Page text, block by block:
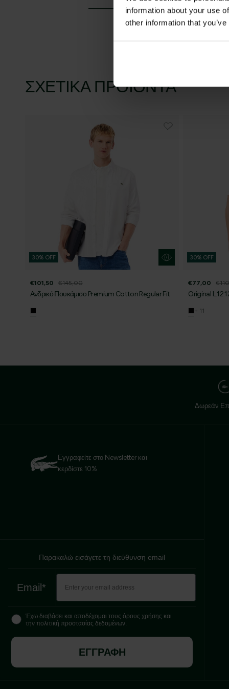
information about your use
other information that
ΣΧΕΤΙΚΆ ΠΡΟΪΌΝΤΑ
30% OFF
€101,50 €145,00
Ανδρικό Πουκάμισο Premium Cotton Regular Fit
30% OFF
€77,00
Original
+ 11
Δωρεάν
Εγγραφείτε στο Newsletter και
κερδίστε 10%
Παρακαλώ εισάγετε τη διεύθυνση email
Email*
Έχω διαβάσει και αποδέχομαι τους όρους χρήσης και
την πολιτική προστασίας δεδομένων.
ΕΓΓΡΑΦΗ